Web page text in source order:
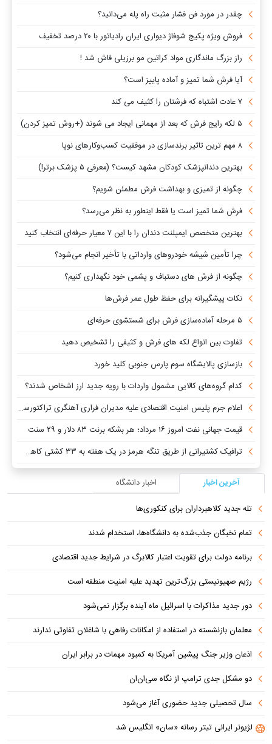
چقدر در مورد فن فشار مثبت راه پله می‌دانید؟
فروش ویژه پکیج شوفاژ دیواری ایران رادیاتور با ۲۰ درصد تخفیف
راز بزرگ ماندگاری مواد کراتین مو برزیلی فاش شد !
آیا فرش شما تمیز و آماده پاییز است؟
۷ عادت اشتباه که فرشتان را کثیف می کند
۵ لکه رایج فرش که بعد از مهمانی ایجاد می شوند (+روش تمیز کردن)
۸ مهم ترین تاثیر برندسازی در موفقیت کسب‌وکارهای نوپا
بهترین دندانپزشک کودکان مشهد کیست؟ (معرفی ۵ پزشک برتر!)
چگونه از تمیزی و بهداشت فرش مطمئن شویم؟
فرش شما تمیز است یا فقط اینطور به نظر می‌رسد؟
بهترین متخصص ایمپلنت دندان را با این ۷ معیار حرفه‌ای انتخاب کنید
چرا تأمین شیشه خودروهای وارداتی با تأخیر انجام می‌شود؟
چگونه از فرش های دستباف و پشمی خود نگهداری کنیم؟
نکات پیشگیرانه برای حفظ طول عمر فرش‌ها
۵ مرحله آماده‌سازی فرش برای شستشوی حرفه‌ای
تفاوت‌ بین انواع لکه های فرش و کثیفی را تشخیص دهید
بازسازی پالایشگاه سوم پارس جنوبی کلید خورد
کدام گروه‌های کالایی مشمول واردات با رویه جدید ارز اشخاص شدند؟
اعلام جرم پلیس امنیت اقتصادی علیه مدیران فراری آهنگری تراکتورسازی
قیمت جهانی نفت امروز ۱۶ مرداد؛ هر بشکه برنت ۸۳ دلار و ۲۹ سنت
ترافیک کشتیرانی از طریق تنگه هرمز در یک هفته به ۳۳ کشتی کاهش یافت
آخرین اخبار
اخبار دانشگاه
تله جدید کلاهبرداران برای کنکوری‌ها
تمام نخبگان جذب‌شده به دانشگاه‌ها، استخدام شدند
برنامه دولت برای تقویت اعتبار کالابرگ در شرایط جدید اقتصادی
رژیم صهیونیستی بزرگ‌ترین تهدید علیه امنیت منطقه است
دور جدید مذاکرات با اسرائیل ماه آینده برگزار نمی‌شود
معلمان بازنشسته در استفاده از امکانات رفاهی با شاغلان تفاوتی ندارند
اذعان وزیر جنگ پیشین آمریکا به کمبود مهمات در برابر ایران
دو مشکل جدی ترامپ از نگاه سی‌ان‌ان
سال تحصیلی جدید حضوری آغاز می‌شود
لژیونر ایرانی تیتر رسانه «سان» انگلیس شد